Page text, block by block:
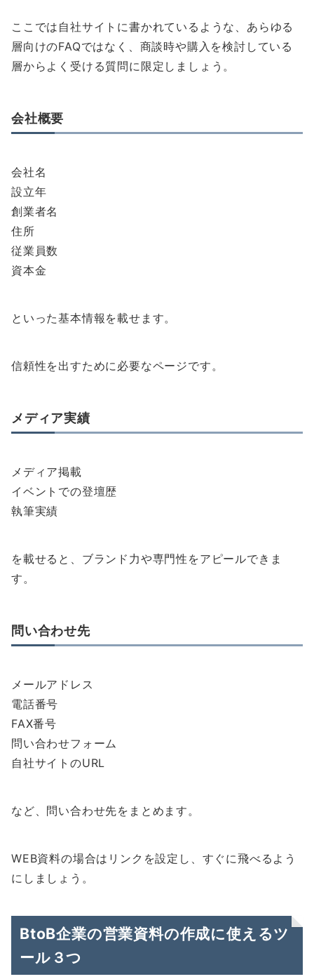
ここでは自社サイトに書かれているような、あらゆる
層向けのFAQではなく、商談時や購入を検討している
層からよく受ける質問に限定しましょう。
会社概要
会社名
設立年
創業者名
住所
従業員数
資本金
といった基本情報を載せます。
信頼性を出すために必要なページです。
メディア実績
メディア掲載
イベントでの登壇歴
執筆実績
を載せると、ブランド力や専門性をアピールできま
す。
問い合わせ先
メールアドレス
電話番号
FAX番号
問い合わせフォーム
自社サイトのURL
など、問い合わせ先をまとめます。
WEB資料の場合はリンクを設定し、すぐに飛べるよう
にしましょう。
BtoB企業の営業資料の作成に使えるツ
ール３つ